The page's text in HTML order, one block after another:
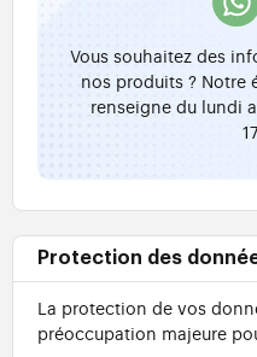
Vous souhaitez des
nos produits ? Notre
renseigne du lundi
Protection des
La protection de vos
préoccupation majeure